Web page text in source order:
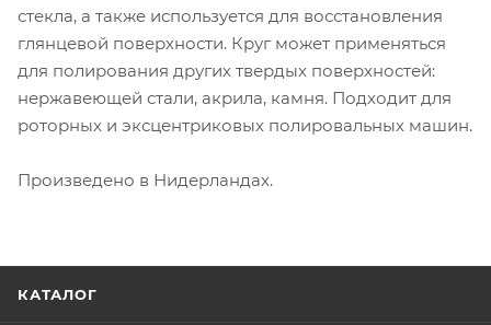
стекла, а также используется для восстановления
глянцевой поверхности. Круг может применяться
для полирования других твердых поверхностей:
нержавеющей стали, акрила, камня. Подходит для
роторных и эксцентриковых полировальных машин.
Произведено в Нидерландах.
КАТАЛОГ